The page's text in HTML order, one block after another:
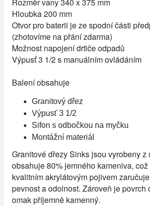
Hloubka 200 mm
Otvor pro baterii je ze spodní části
(zhotovíme na přání zdarma)
Možnost napojení drtiče odpadů
Výpusť 3 1/2 s manuálním ovládáním
Balení obsahuje
Granitový dřez
Výpusť 3 1/2
Sifon s odbočkou na myčku
Montážní materiál
Granitové dřezy Sinks jsou vyrobeny z
obsahuje 80% jemného kameniva,
kvalitním akrylátovým pojivem
pevnost a odolnost. Zároveň je povrch
omak příjemně kamenný.